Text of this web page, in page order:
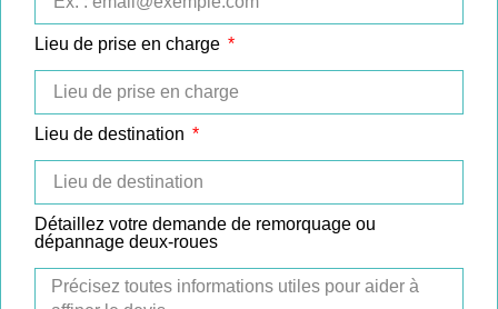
Lieu de prise en charge
Lieu de destination
Détaillez votre demande de remorquage ou
dépannage deux-roues